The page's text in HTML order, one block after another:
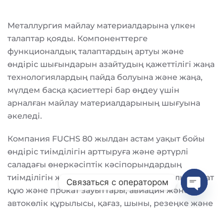
Металлургия майлау материалдарына үлкен
талаптар қояды. Компоненттерге
функционалдық талаптардың артуы және
өндіріс шығындарын азайтудың қажеттілігі жаңа
технологиялардың пайда болуына және жаңа,
мүлдем басқа қасиеттері бар өңдеу үшін
арналған майлау материалдарының шығуына
әкеледі.
Компания FUCHS 80 жылдан астам уақыт бойы
өндіріс тиімділігін арттыруға және әртүрлі
саладағы өнеркәсіптік кәсіпорындардың
тиімділігін жоғарылатуға арнаған, мысалы: болат
құю және прокат зауыттары, авиация және
автокөлік құрылысы, қағаз, шыны, резеңке және
Связаться с оператором
chaty